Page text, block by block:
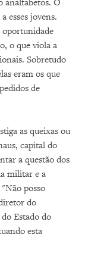
analfabetos. O
esses jovens.
oportunidade
o que viola a
Sobretudo
eram os que
de
as queixas ou
capital do
a questão dos
militar e a
posso
do
Estado do
esta